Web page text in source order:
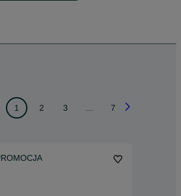
1 2 3 7
GÓRA próbki gratis PROMOCJA